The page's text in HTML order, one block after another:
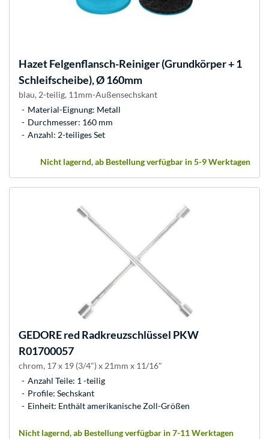
HazetFelgenflansch-Reiniger (Grundkörper + 1
Schleifscheibe), Ø 160mm
blau, 2-teilig, 11mm-Außensechskant
Material-Eignung: Metall
Durchmesser: 160 mm
Anzahl: 2-teiliges Set
Nicht lagernd, ab Bestellung verfügbar in 5-9 Werktagen
GEDOREred Radkreuzschlüssel PKW
R01700057
chrom, 17 x 19 (3/4") x 21mm x 11/16"
Anzahl Teile: 1 -teilig
Profile: Sechskant
Einheit: Enthält amerikanische Zoll-Größen
Nicht lagernd, ab Bestellung verfügbar in 7-11 Werktagen